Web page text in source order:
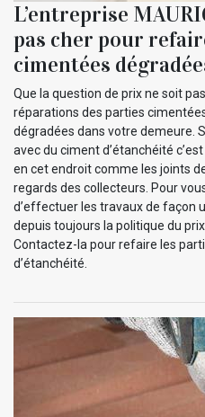
L’entreprise
pas cher pour
cimentées
Que la question de prix ne soit
réparations des parties
dégradées dans votre demeure.
avec du ciment d’étanchéité
en cet endroit comme les joints
regards des collecteurs. Pour
d’effectuer les travaux de façon
depuis toujours la politique du
Contactez-la pour refaire les
d’étanchéité.